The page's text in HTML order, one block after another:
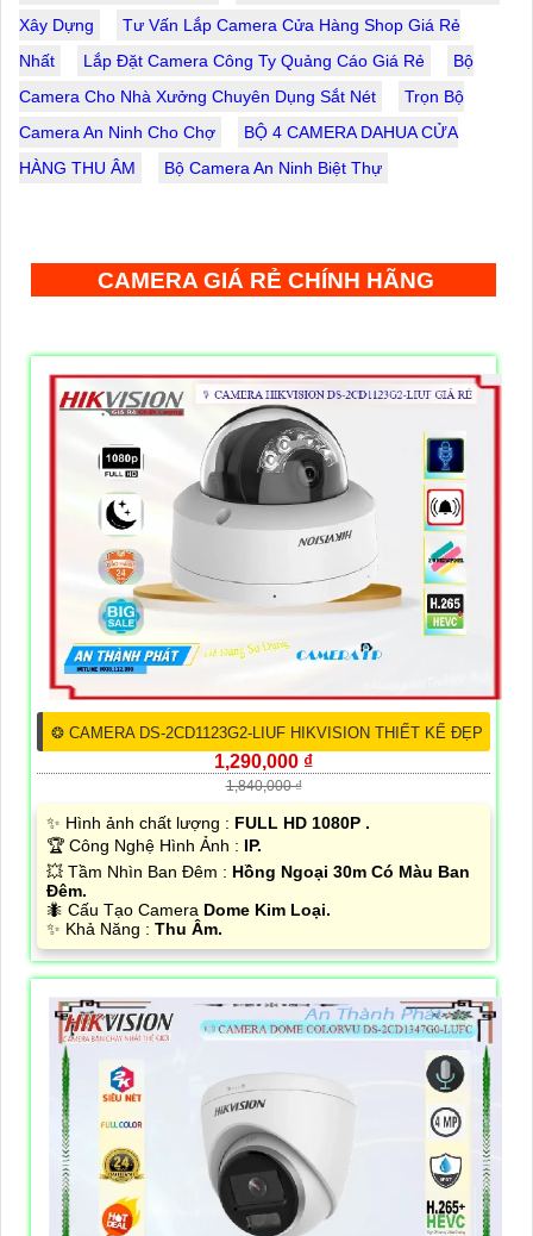
Xây Dựng
Tư Vấn Lắp Camera Cửa Hàng Shop Giá Rẻ
Nhất
Lắp Đặt Camera Công Ty Quảng Cáo Giá Rẻ
Bộ
Camera Cho Nhà Xưởng Chuyên Dụng Sắt Nét
Trọn Bộ
Camera An Ninh Cho Chợ
BỘ 4 CAMERA DAHUA CỬA
HÀNG THU ÂM
Bộ Camera An Ninh Biệt Thự
CAMERA GIÁ RẺ CHÍNH HÃNG
❂ CAMERA DS-2CD1123G2-LIUF HIKVISION THIẾT KẾ ĐẸP
1,290,000 ₫
1,840,000 ₫
✨ Hình ảnh chất lượng : FULL HD 1080P .
🏆 Công Nghệ Hình Ảnh : IP.
💥 Tầm Nhìn Ban Đêm : Hồng Ngoại 30m Có Màu Ban
Đêm.
🐜 Cấu Tạo Camera Dome Kim Loại.
️✨ Khả Năng : Thu Âm.